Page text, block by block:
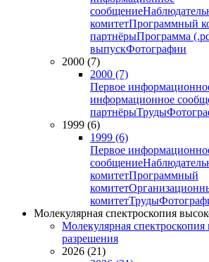
сообщение
комитетПрограммный
партнёрыПрограмма
выпускФотографии
2000 (7)
2000 (7)
Первое
информационное
партнёрыТруды
1999 (6)
1999 (6)
Первое
сообщение
комитетПрограммный
комитет
комитетТруды
Молекулярная спектроскопия
Молекулярная спектроскопия
разрешения
2026 (21)